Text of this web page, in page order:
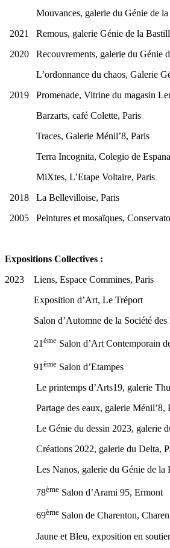
Mouvances, galerie du Génie de la
2021 Remous, galerie Génie de la
2020 Recouvrements, galerie du Génie
L’ordonnance du chaos, Galerie
2019 Promenade, Vitrine du magasin
Barzarts, café Colette, Paris
Traces, Galerie Ménil’8, Paris
Terra Incognita, Colegio de Espana –
MiXtes, L’Etape Voltaire, Paris
2018 La Bellevilloise, Paris
2005 Peintures et mosaïques,
Expositions Collectives :
2023 Liens, Espace Commines, Paris
Exposition d’Art, Le Tréport
Salon d’Automne de la Société des
21ème Salon d’Art Contemporain
91 ème Salon d’Etampes
Le printemps d’Arts19, galerie
Partage des eaux, galerie Ménil’8,
Le Génie du dessin 2023, galerie du
Créations 2022, galerie du Delta,
Les Nanos, galerie du Génie de la
78ème Salon d’Arami 95, Ermont
69ème Salon de Charenton,
Jaune et Bleu, exposition en soutien